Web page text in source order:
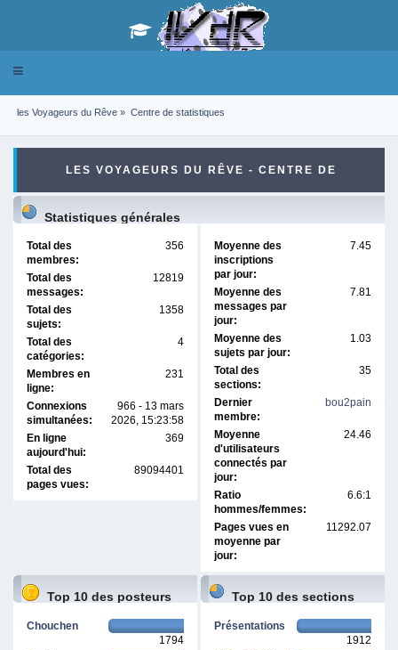
Toggle
les Voyageurs du Rêve » Centre de statistiques
LES VOYAGEURS DU RÊVE - CENTRE DE
STATISTIQUES
Statistiques générales
Total des
membres:
356
Total des
messages:
12819
Total des
sujets:
1358
Total des
catégories:
4
Membres en
ligne:
231
Connexions
simultanées:
966 - 13 mars
2026, 15:23:58
En ligne
aujourd'hui:
369
Total des
pages vues:
89094401
Moyenne des
inscriptions
par jour:
7.45
Moyenne des
messages par
jour:
7.81
Moyenne des
sujets par jour:
1.03
Total des
sections:
35
Dernier
membre:
bou2pain
Moyenne
d'utilisateurs
connectés par
jour:
24.46
Ratio
hommes/femmes:
6.6:1
Pages vues en
moyenne par
jour:
11292.07
Top 10 des posteurs
Chouchen
1794
Top 10 des sections
Présentations
1912